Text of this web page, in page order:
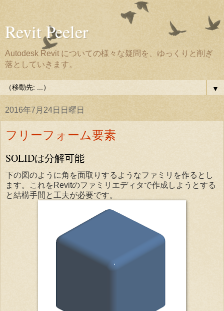
Revit Peeler
Autodesk Revit についての様々な疑問を、ゆっくりと削ぎ
落としていきます。
▼
2016年7月24日日曜日
フリーフォーム要素
SOLIDは分解可能
下の図のように角を面取りするようなファミリを作るとし
ます。これをRevitのファミリエディタで作成しようとする
と結構手間と工夫が必要です。